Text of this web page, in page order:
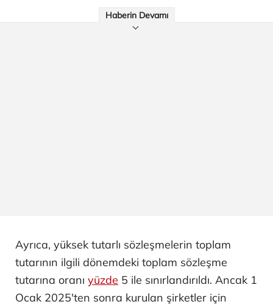
Haberin Devamı
Ayrıca, yüksek tutarlı sözleşmelerin toplam
tutarının ilgili dönemdeki toplam sözleşme
tutarına oranı yüzde 5 ile sınırlandırıldı. Ancak 1
Ocak 2025'ten sonra kurulan şirketler için